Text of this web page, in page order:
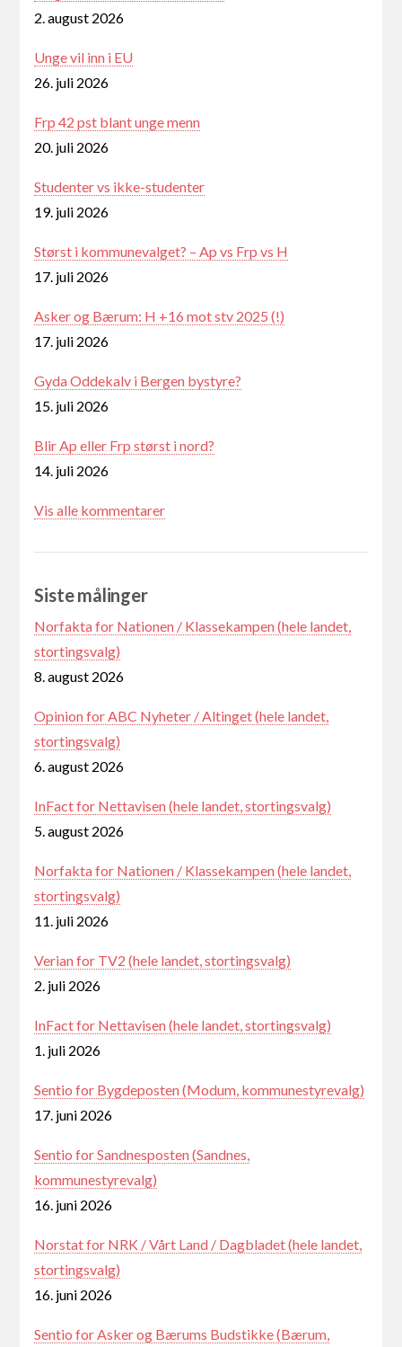
2. august 2026
Unge vil inn i EU
26. juli 2026
Frp 42 pst blant unge menn
20. juli 2026
Studenter vs ikke-studenter
19. juli 2026
Størst i kommunevalget? – Ap vs Frp vs H
17. juli 2026
Asker og Bærum: H +16 mot stv 2025 (!)
17. juli 2026
Gyda Oddekalv i Bergen bystyre?
15. juli 2026
Blir Ap eller Frp størst i nord?
14. juli 2026
Vis alle kommentarer
Siste målinger
Norfakta for Nationen / Klassekampen (hele landet,
stortingsvalg)
8. august 2026
Opinion for ABC Nyheter / Altinget (hele landet,
stortingsvalg)
6. august 2026
InFact for Nettavisen (hele landet, stortingsvalg)
5. august 2026
Norfakta for Nationen / Klassekampen (hele landet,
stortingsvalg)
11. juli 2026
Verian for TV2 (hele landet, stortingsvalg)
2. juli 2026
InFact for Nettavisen (hele landet, stortingsvalg)
1. juli 2026
Sentio for Bygdeposten (Modum, kommunestyrevalg)
17. juni 2026
Sentio for Sandnesposten (Sandnes,
kommunestyrevalg)
16. juni 2026
Norstat for NRK / Vårt Land / Dagbladet (hele landet,
stortingsvalg)
16. juni 2026
Sentio for Asker og Bærums Budstikke (Bærum,